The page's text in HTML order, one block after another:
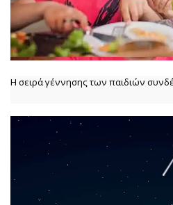
Η σειρά γέννησης των παιδιών